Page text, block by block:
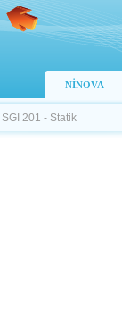
NİNOVA
SGI 201 - Statik